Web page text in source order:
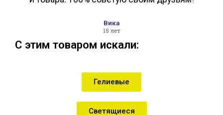
Вика
15 лет
С этим товаром искали:
Гелиевые
Светящиеся